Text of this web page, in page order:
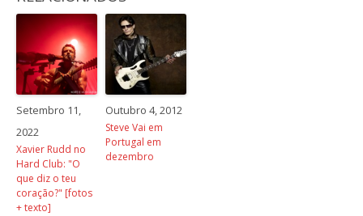
Setembro 11,
2022
Xavier Rudd no
Hard Club: "O
que diz o teu
coração?" [fotos
+ texto]
Outubro 4, 2012
Steve Vai em
Portugal em
dezembro